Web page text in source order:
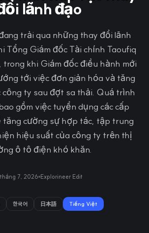
lãnh đạo
trải qua những thay đổi lãnh
Tổng Giám đốc Tài chính Taoufiq
trong khi Giám đốc điều hành mới
tới việc đơn giản hóa và tăng
công ty sau đợt sa thải. Quá trình
gồm việc tuyển dụng các cấp
tăng cường sự hợp tác, tập trung
hiệu suất của công ty trên thị
ô tô điện khó khăn.
7, 2026 Explorineer Edit
한국어 日本語 Tiếng Việt